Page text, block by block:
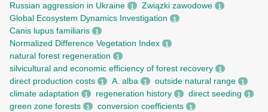
Russian aggression in Ukraine 1 Związki zawodowe 1
Global Ecosystem Dynamics Investigation 1
Canis lupus familiaris 1
Normalized Difference Vegetation Index 1
natural forest regeneration 1
silvicultural and economic efficiency of forest recovery 1
direct production costs 1 A. alba 1 outside natural range 1
climate adaptation 1 regeneration history 1 direct seeding 1
green zone forests 1 conversion coefficients 1